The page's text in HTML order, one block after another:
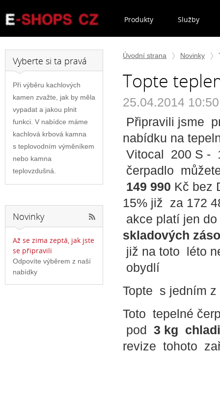
Produkty Služby
Úvodní strana Novinky
Topte
25.04.2014 10:50
Připravili jsme
nabídku na
Vitocal 200 S -
čerpadlo
149 990 Kč bez
15% již za 172
akce platí jen do
skladových
již na toto léto
obydlí
Topte s jedním
Toto tepelné
pod 3 kg
revize tohoto
Vyberte si ta pravá
Při výběru kachlových
kamen zvažte, jak by měla
vypadat a jakou plnit
funkci. V nabídce máme
kachlová krbová kamna
s teplovodním výměníkem
nebo kamna
teplovzdušná.
Novinky
Až se zima zeptá, jak jste
se připravili
Odpovíte výběrem z naší
nabídky